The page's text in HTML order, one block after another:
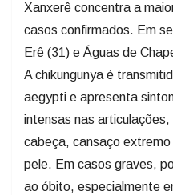
Erê (31) e Águas de
A chikungunya é
aegypti e apresenta
intensas nas articulações,
cabeça, cansaço extremo
pele. Em casos graves,
ao óbito, especialmente
comorbidades.